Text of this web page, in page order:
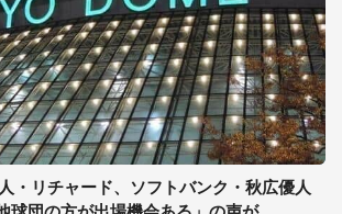
・リチャード、ソフトバンク・秋広優人